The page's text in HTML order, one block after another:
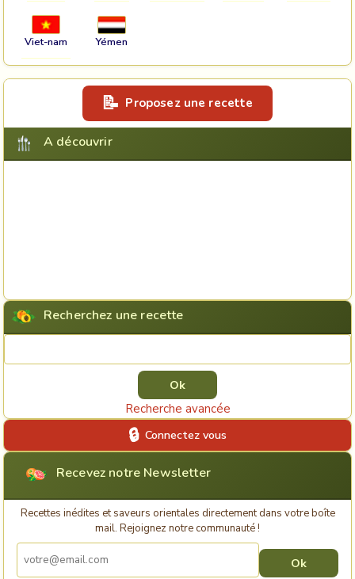
Viet-nam Yémen
Proposez une recette
A découvrir
Recherchez une recette
Recherche avancée
Connectez vous
Recevez notre Newsletter
Recettes inédites et saveurs orientales directement dans votre boîte
mail. Rejoignez notre communauté !